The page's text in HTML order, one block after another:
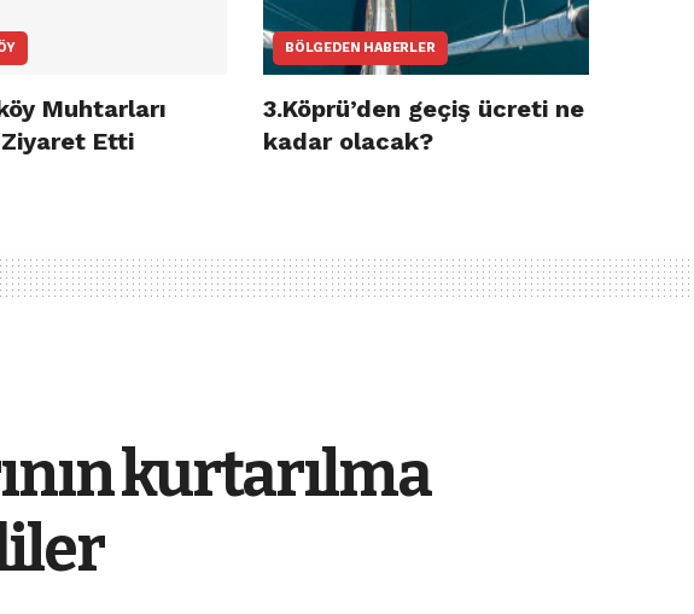
Muhtarları
Ziyaret Etti
BÖLGEDEN HABERLER
3.Köprü’den geçiş ücreti ne
kadar olacak?
kurtarılma